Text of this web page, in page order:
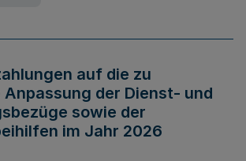
auf die zu
der Dienst- und
sowie der
im Jahr 2026